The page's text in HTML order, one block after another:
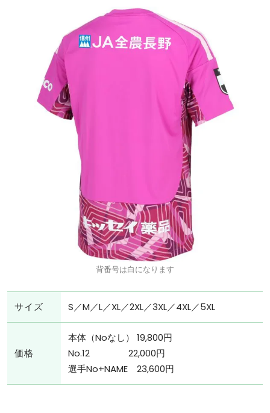
背番号は白になります
サイズ S／M／L／XL／2XL／3XL／4XL／5XL
価格
本体（Noなし） 19,800円
No.12 22,000円
選手No+NAME 23,600円